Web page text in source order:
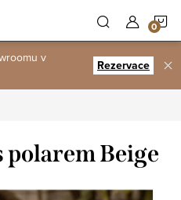
v
Rezervace
polarem Beige